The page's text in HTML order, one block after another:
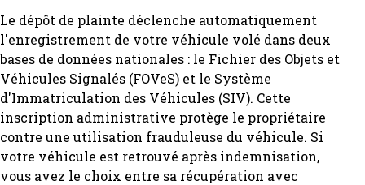
Le dépôt de plainte déclenche automatiquement
l'enregistrement de votre véhicule volé dans deux
bases de données nationales : le Fichier des Objets et
Véhicules Signalés (FOVeS) et le Système
d'Immatriculation des Véhicules (SIV). Cette
inscription administrative protège le propriétaire
contre une utilisation frauduleuse du véhicule. Si
votre véhicule est retrouvé après indemnisation,
vous avez le choix entre sa récupération avec